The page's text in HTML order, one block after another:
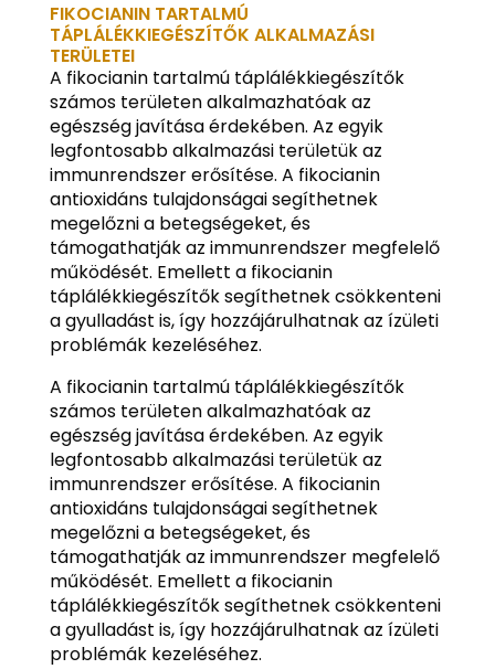
FIKOCIANIN TARTALMÚ
TÁPLÁLÉKKIEGÉSZÍTŐK ALKALMAZÁSI
TERÜLETEI
A fikocianin tartalmú táplálékkiegészítők
számos területen alkalmazhatóak az
egészség javítása érdekében. Az egyik
legfontosabb alkalmazási területük az
immunrendszer erősítése. A fikocianin
antioxidáns tulajdonságai segíthetnek
megelőzni a betegségeket, és
támogathatják az immunrendszer megfelelő
működését. Emellett a fikocianin
táplálékkiegészítők segíthetnek csökkenteni
a gyulladást is, így hozzájárulhatnak az ízületi
problémák kezeléséhez.
A fikocianin tartalmú táplálékkiegészítők
számos területen alkalmazhatóak az
egészség javítása érdekében. Az egyik
legfontosabb alkalmazási területük az
immunrendszer erősítése. A fikocianin
antioxidáns tulajdonságai segíthetnek
megelőzni a betegségeket, és
támogathatják az immunrendszer megfelelő
működését. Emellett a fikocianin
táplálékkiegészítők segíthetnek csökkenteni
a gyulladást is, így hozzájárulhatnak az ízületi
problémák kezeléséhez.